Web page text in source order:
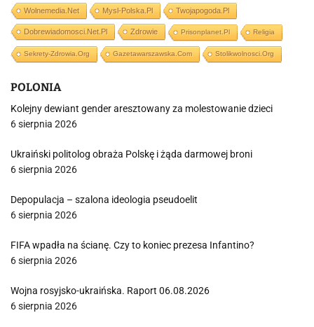
Wolnemedia.net Mysl-Polska.pl Twojapogoda.pl
Dobrewiadomosci.net.pl Zdrowie Prisonplanet.pl Religia
Sekrety-Zdrowia.org Gazetawarszawska.com Stolikwolnosci.org
POLONIA
Kolejny dewiant gender aresztowany za molestowanie dzieci
6 sierpnia 2026
Ukraiński politolog obraża Polskę i żąda darmowej broni
6 sierpnia 2026
Depopulacja – szalona ideologia pseudoelit
6 sierpnia 2026
FIFA wpadła na ścianę. Czy to koniec prezesa Infantino?
6 sierpnia 2026
Wojna rosyjsko-ukraińska. Raport 06.08.2026
6 sierpnia 2026